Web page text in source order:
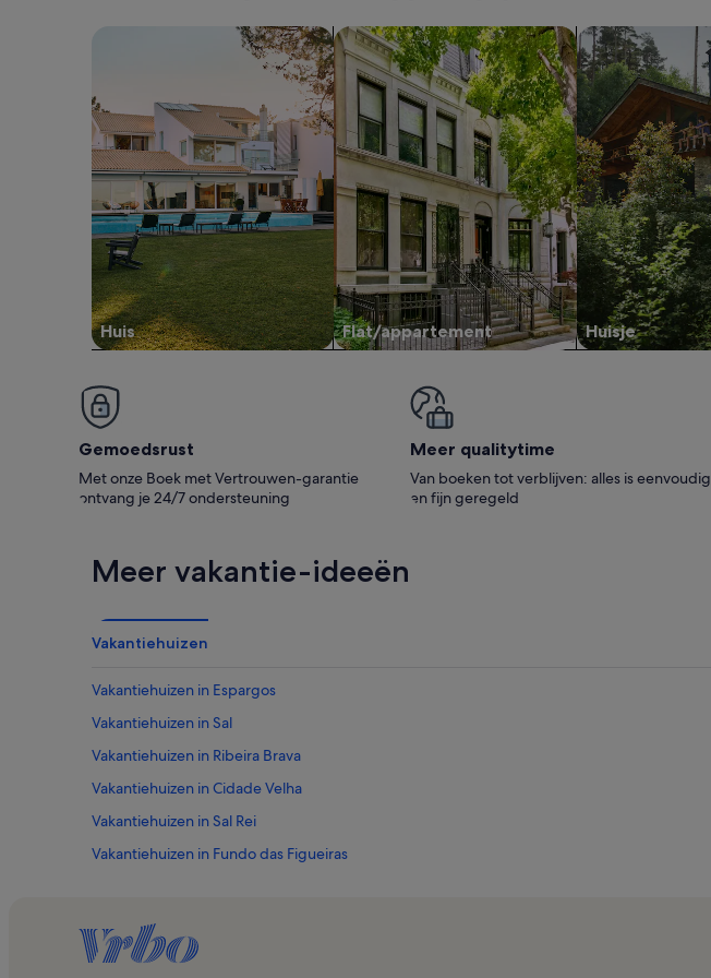
Huis
Zoeken naar huizen
Flat/appartement
Zoeken naar flats/appartementen
Huisje
Huisjes zoeken
Gemoedsrust
Met onze Boek met Vertrouwen-garantie
ontvang je 24/7 ondersteuning
Meer quali­ty­time
Van boeken tot verblijven: alles is eenvoudig
en fijn geregeld
Meer vakantie-ideeën
Vakantiehuizen
Vakantiehuizen in Espargos
Vakantiehuizen in Sal
Vakantiehuizen in Ribeira Brava
Vakantiehuizen in Cidade Velha
Vakantiehuizen in Sal Rei
Vakantiehuizen in Fundo das Figueiras
Vakantiehuizen in Salamansa
Vakantiehuizen in Assomada